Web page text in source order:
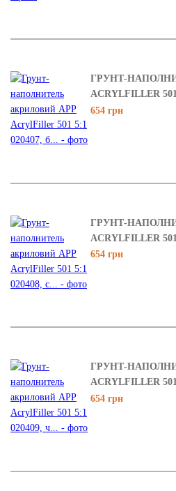
ГРУНТ-
ACRYLFILLER
654 грн
ГРУНТ-
ACRYLFILLER
654 грн
ГРУНТ-
ACRYLFILLER
654 грн